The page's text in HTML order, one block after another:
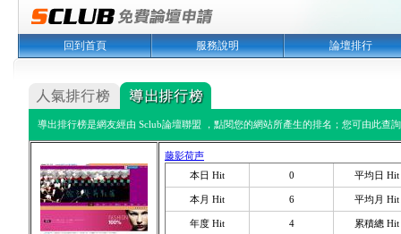
回到首頁 服務說明 論壇排行
導出排行榜是網友經由 Sclub論壇聯盟 ，點閱您的網站所產生的排名；您可由此查
藤影荷声
本日 Hit
0 平均日 Hit
本月 Hit 6 平均月 Hit
年度 Hit 4 累積總 Hit